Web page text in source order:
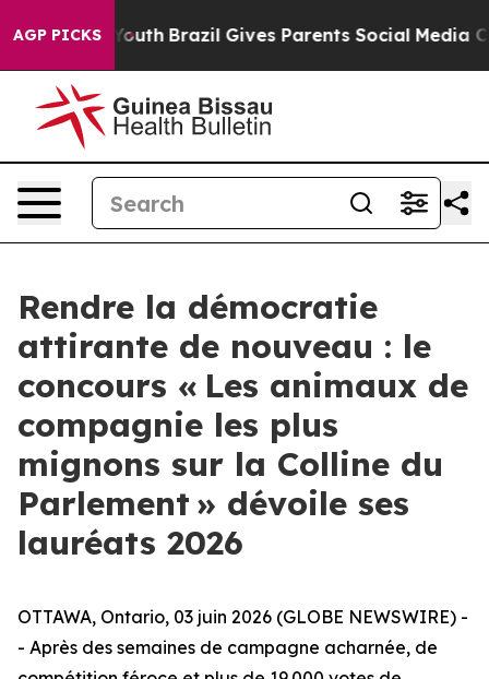
AGP PICKS
to Youth Brazil Gives Parents Social Media
Rendre la démocratie
attirante de nouveau : le
concours « Les animaux de
compagnie les plus
mignons sur la Colline du
Parlement » dévoile ses
lauréats 2026
OTTAWA, Ontario, 03 juin 2026 (GLOBE NEWSWIRE) -
- Après des semaines de campagne acharnée, de